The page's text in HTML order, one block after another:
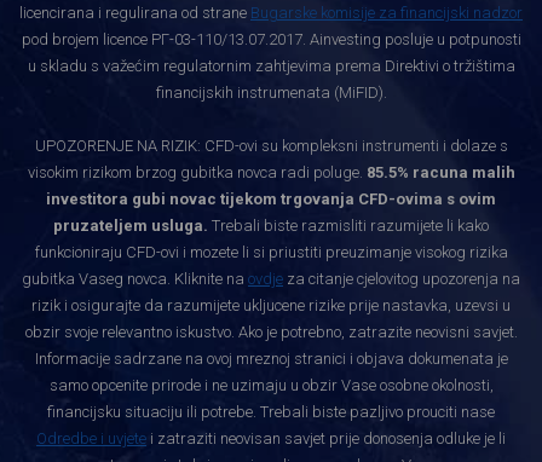
licencirana i regulirana od strane Bugarske komisije za financijski nadzor
pod brojem licence РГ-03-110/13.07.2017. Ainvesting posluje u potpunosti
u skladu s važećim regulatornim zahtjevima prema Direktivi o tržištima
financijskih instrumenata (MiFID).
UPOZORENJE NA RIZIK: CFD-ovi su kompleksni instrumenti i dolaze s
visokim rizikom brzog gubitka novca radi poluge. 85.5% racuna malih
investitora gubi novac tijekom trgovanja CFD-ovima s ovim
pruzateljem usluga. Trebali biste razmisliti razumijete li kako
funkcioniraju CFD-ovi i mozete li si priustiti preuzimanje visokog rizika
gubitka Vaseg novca. Kliknite na ovdje za citanje cjelovitog upozorenja na
rizik i osigurajte da razumijete ukljucene rizike prije nastavka, uzevsi u
obzir svoje relevantno iskustvo. Ako je potrebno, zatrazite neovisni savjet.
Informacije sadrzane na ovoj mreznoj stranici i objava dokumenata je
samo opcenite prirode i ne uzimaju u obzir Vase osobne okolnosti,
financijsku situaciju ili potrebe. Trebali biste pazljivo prouciti nase
Odredbe i uvjete i zatraziti neovisan savjet prije donosenja odluke je li